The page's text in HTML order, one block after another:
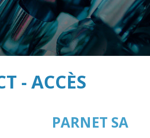
- ACCÈS
PARNET SA